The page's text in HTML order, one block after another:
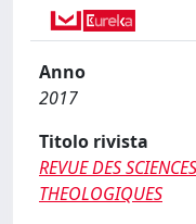
Anno
2017
Titolo rivista
REVUE DES
THEOLOGIQUES